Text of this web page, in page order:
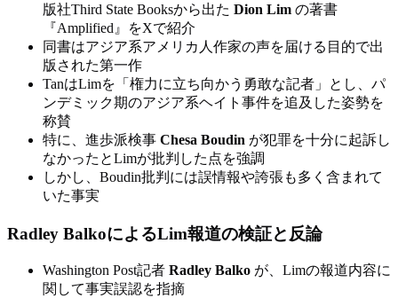
版社Third State Booksから出た Dion Lim の著書
『Amplified』をXで紹介
同書はアジア系アメリカ人作家の声を届ける目的で出
版された第一作
TanはLimを「権力に立ち向かう勇敢な記者」とし、パ
ンデミック期のアジア系ヘイト事件を追及した姿勢を
称賛
特に、進歩派検事 Chesa Boudin が犯罪を十分に起訴し
なかったとLimが批判した点を強調
しかし、Boudin批判には誤情報や誇張も多く含まれて
いた事実
Radley BalkoによるLim報道の検証と反論
Washington Post記者 Radley Balko が、Limの報道内容に
関して事実誤認を指摘